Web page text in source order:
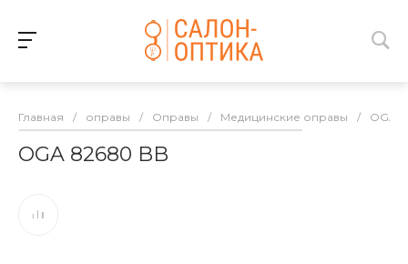
Главная / оправы / Оправы / Медицинские оправы / OGA
OGA 82680 BB